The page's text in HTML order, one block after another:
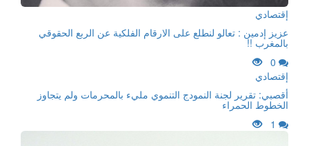
إقتصادي
عزيز إدمين : تعالو لنطلع على الارقام الفلكية عن الربع الحقوقي
بالمغرب !!
0
إقتصادي
أقصبي: تقرير لجنة النمودج التنموي مليء بالمحرمات ولم يتجاوز
الخطوط الحمراء
1